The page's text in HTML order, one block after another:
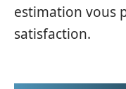
estimation vous
satisfaction.